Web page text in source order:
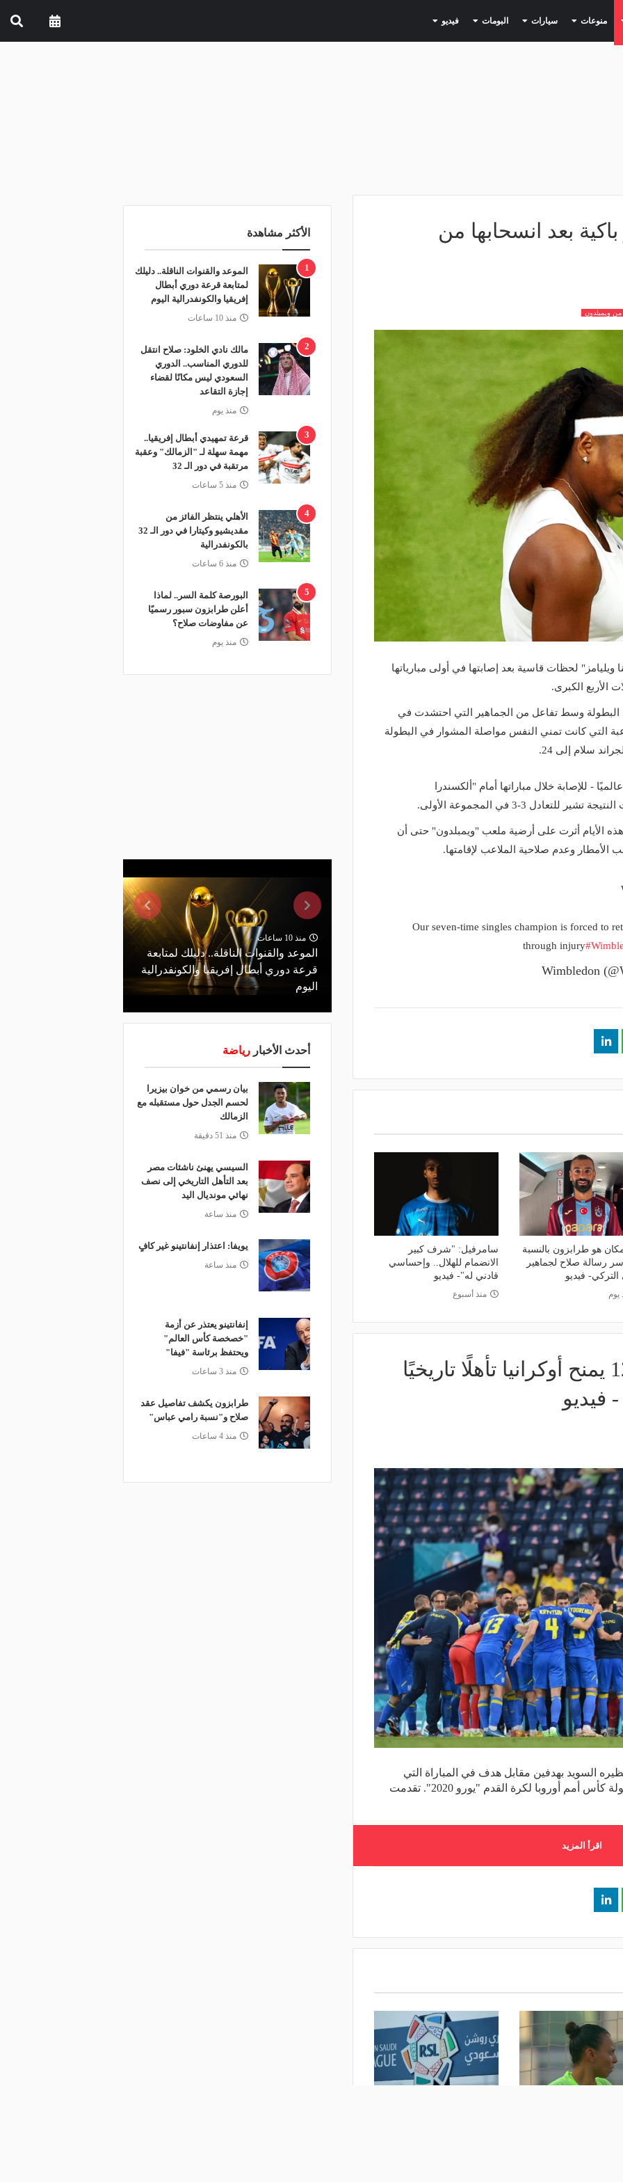
(current) منوعات (current) سيارات (current) البومات (current) فيديو (current)
باكية بعد انسحابها من
من ويمبلدون
لحظات قاسية بعد إصابتها في أولى مبارياتها
الأربع الكبرى.
البطولة وسط تفاعل من الجماهير التي احتشدت في
التي كانت تمني النفس مواصلة المشوار في البطولة
سلام إلى 24.
- للإصابة خلال مباراتها أمام "ألكسندرا
3-3 في المجموعة الأولى.
هذه الأيام أثرت على أرضية ملعب "ويمبلدون" حتى أن
الأمطار وعدم صلاحية الملاعب لإقامتها.
Our seven-time singles champion is forced to
through injury
هو طرابزون بالنسبة
سر رسالة صلاح لجماهير
التركي- فيديو
يوم
سامرفيل: "شرف كبير
الانضمام للهلال.. وإحساسي
قادني له"- فيديو
منذ أسبوع
هدف في الدقيقة 120 يمنح أوكرانيا تأهلًا تاريخيًا
- فيديو
السويد بهدفين مقابل هدف في المباراة التي
أقيمت يوم الثلاثاء ضمن ثمن نهائي بطولة كأس أمم أوروبا لكرة القدم "يورو 2020". تقدمت
اقرأ المزيد
الأكثر مشاهدة
1
الموعد والقنوات الناقلة.. دليلك
لمتابعة قرعة دوري أبطال
إفريقيا والكونفدرالية اليوم
منذ 10 ساعات
2
مالك نادي الخلود: صلاح انتقل
للدوري المناسب.. الدوري
السعودي ليس مكانًا لقضاء
إجازة التقاعد
منذ يوم
3
قرعة تمهيدي أبطال إفريقيا..
مهمة سهلة لـ "الزمالك" وعقبة
مرتقبة في دور الـ 32
منذ 5 ساعات
4
الأهلي ينتظر الفائز من
مقديشيو وكيتارا في دور الـ 32
بالكونفدرالية
منذ 6 ساعات
5
البورصة كلمة السر.. لماذا
أعلن طرابزون سبور رسميًا
عن مفاوضات صلاح؟
منذ يوم
منذ 10 ساعات
الموعد والقنوات الناقلة.. دليلك لمتابعة
قرعة دوري أبطال إفريقيا والكونفدرالية
اليوم
مالك نادي الخلود: صلاح انتقل للدوري
مهمة سهلة
أحدث الأخبار رياضة
بيان رسمي من خوان بيزيرا
لحسم الجدل حول مستقبله مع
الزمالك
منذ 51 دقيقة
السيسي يهنئ ناشئات مصر
بعد التأهل التاريخي إلى نصف
نهائي مونديال اليد
منذ ساعة
يويفا: اعتذار إنفانتينو غير كافٍ
منذ ساعة
إنفانتينو يعتذر عن أزمة
"خصخصة كأس العالم"
ويحتفظ برئاسة "فيفا"
منذ 3 ساعات
طرابزون يكشف تفاصيل عقد
صلاح و"نسبة رامي عباس"
منذ 4 ساعات